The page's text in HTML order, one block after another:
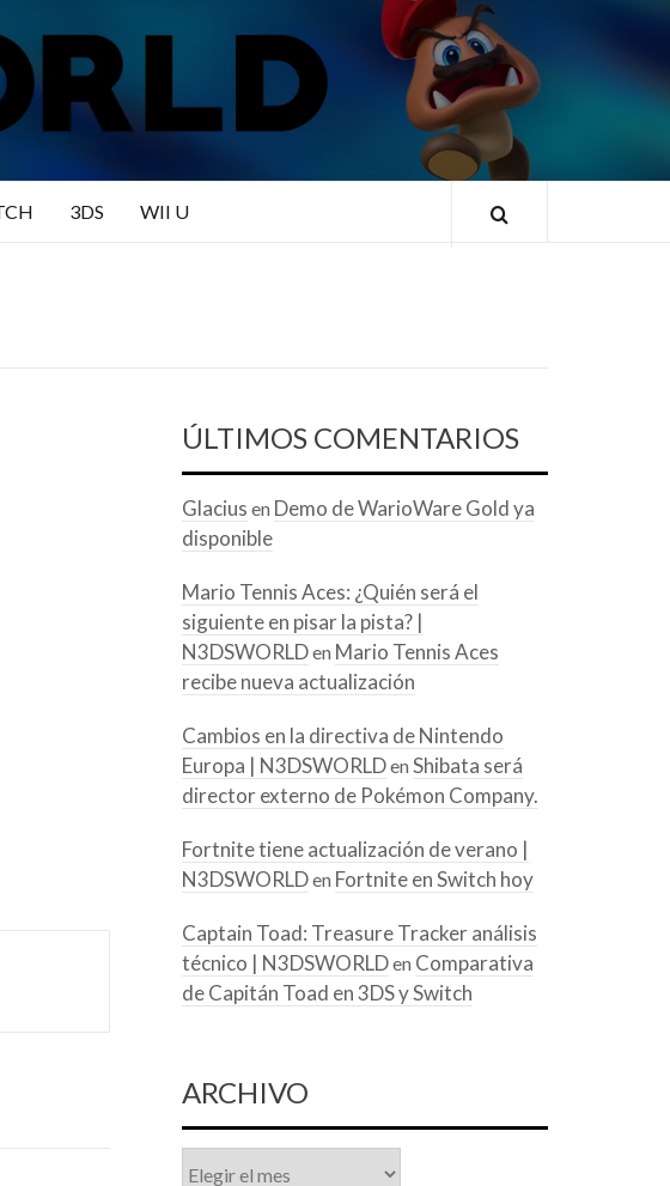
3DS WII U
ÚLTIMOS COMENTARIOS
Glacius en Demo de WarioWare Gold ya
disponible
Mario Tennis Aces: ¿Quién será el
siguiente en pisar la pista? |
N3DSWORLDen Mario Tennis Aces
recibe nueva actualización
Cambios en la directiva de Nintendo
Europa | N3DSWORLDen Shibata será
director externo de Pokémon Company.
Fortnite tiene actualización de verano |
N3DSWORLDen Fortnite en Switch hoy
Captain Toad: Treasure Tracker análisis
técnico | N3DSWORLDen Comparativa
de Capitán Toad en 3DS y Switch
ARCHIVO